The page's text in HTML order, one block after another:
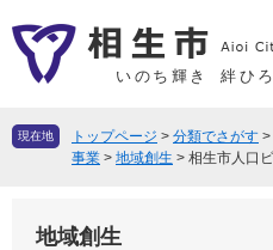
ー
先
ニ
を
いのち輝き 絆ひ
現在地 トップページ > 分類でさがす >
事業 > 地域創生 > 相生市人口
地域創生